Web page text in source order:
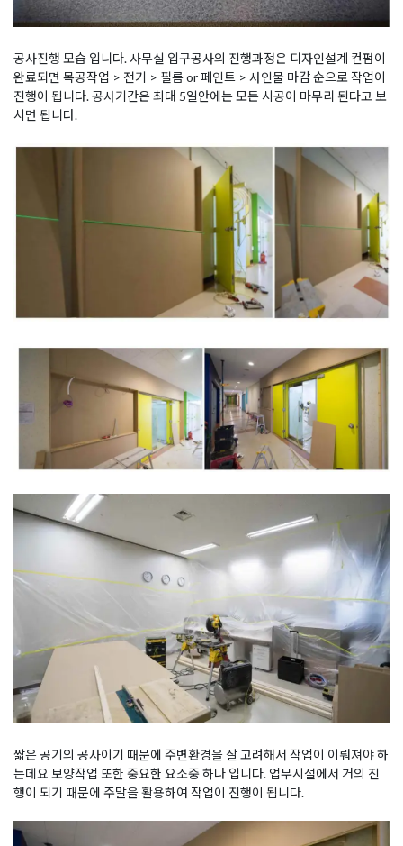
공사진행 모습 입니다. 사무실 입구공사의 진행과정은 디자인설계 컨펌이
완료되면 목공작업 > 전기 > 필름 or 페인트 > 사인물 마감 순으로 작업이
진행이 됩니다. 공사기간은 최대 5일안에는 모든 시공이 마무리 된다고 보
시면 됩니다.
짧은 공기의 공사이기 때문에 주변환경을 잘 고려해서 작업이 이뤄져야 하
는데요 보양작업 또한 중요한 요소중 하나 입니다. 업무시설에서 거의 진
행이 되기 때문에 주말을 활용하여 작업이 진행이 됩니다.